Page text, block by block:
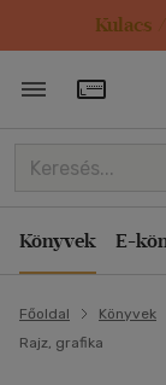
Kulacs
Könyvek E-
Főoldal Könyvek
Rajz, grafika